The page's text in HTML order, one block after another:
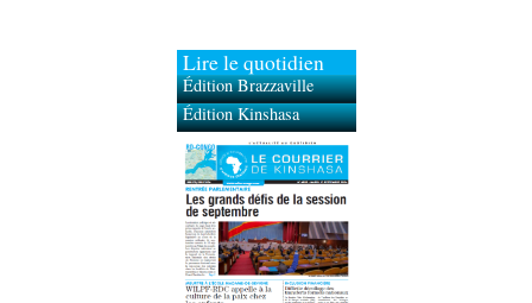
Lire le quotidien
Édition Brazzaville
Édition Kinshasa